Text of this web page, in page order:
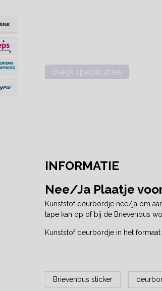
Bekijk specificaties
INFORMATIE
Nee/Ja Plaatje
Kunststof deurbordje nee/ja om
tape kan op of bij de Brievenbus
Kunststof deurbordje in het
Brievenbus sticker